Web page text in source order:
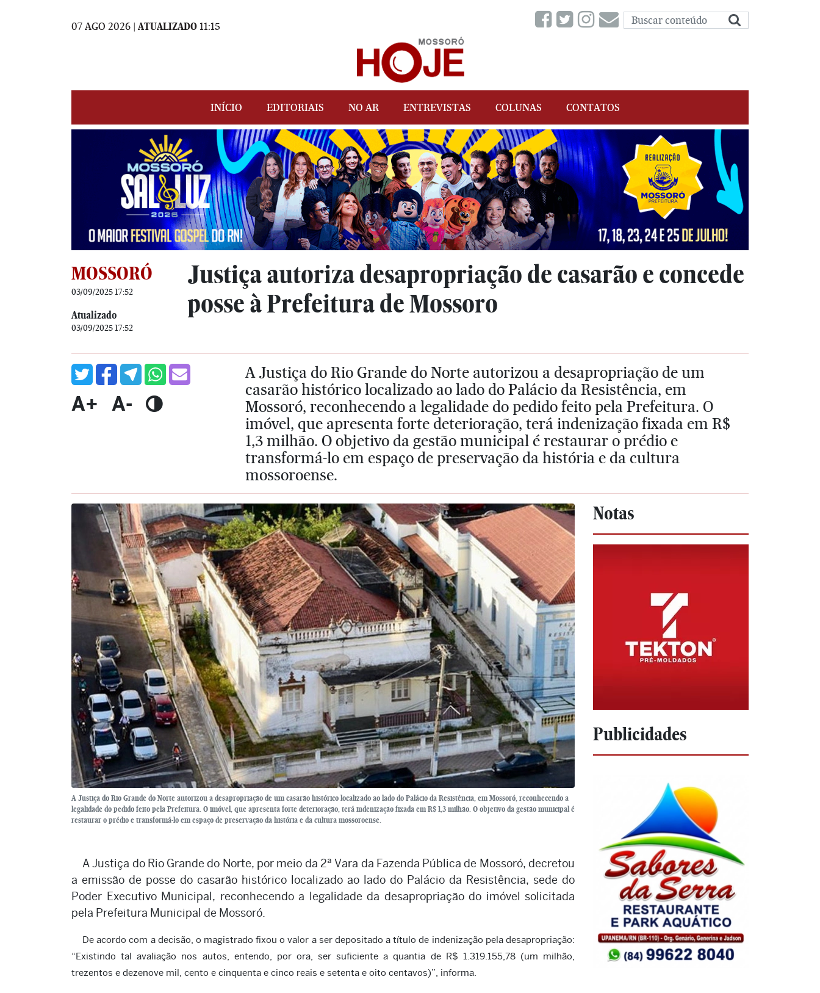
07 AGO 2026 | ATUALIZADO 11:15
INÍCIO EDITORIAIS NO AR ENTREVISTAS COLUNAS CONTATOS
MOSSORÓ
03/09/2025 17:52
Atualizado
03/09/2025 17:52
Justiça autoriza desapropriação de casarão e concede
posse à Prefeitura de Mossoro
A+ A-
A Justiça do Rio Grande do Norte autorizou a desapropriação de um
casarão histórico localizado ao lado do Palácio da Resistência, em
Mossoró, reconhecendo a legalidade do pedido feito pela Prefeitura. O
imóvel, que apresenta forte deterioração, terá indenização fixada em R$
1,3 milhão. O objetivo da gestão municipal é restaurar o prédio e
transformá-lo em espaço de preservação da história e da cultura
mossoroense.
A Justiça do Rio Grande do Norte autorizou a desapropriação de um casarão histórico localizado ao lado do Palácio da Resistência, em Mossoró, reconhecendo a
legalidade do pedido feito pela Prefeitura. O imóvel, que apresenta forte deterioração, terá indenização fixada em R$ 1,3 milhão. O objetivo da gestão municipal é
restaurar o prédio e transformá-lo em espaço de preservação da história e da cultura mossoroense.
A Justiça do Rio Grande do Norte, por meio da 2ª Vara da Fazenda Pública de Mossoró, decretou
a emissão de posse do casarão histórico localizado ao lado do Palácio da Resistência, sede do
Poder Executivo Municipal, reconhecendo a legalidade da desapropriação do imóvel solicitada
pela Prefeitura Municipal de Mossoró.
De acordo com a decisão, o magistrado fixou o valor a ser depositado a título de indenização pela desapropriação:
“Existindo tal avaliação nos autos, entendo, por ora, ser suficiente a quantia de R$ 1.319.155,78 (um milhão,
trezentos e dezenove mil, cento e cinquenta e cinco reais e setenta e oito centavos)”, informa.
Notas
Publicidades